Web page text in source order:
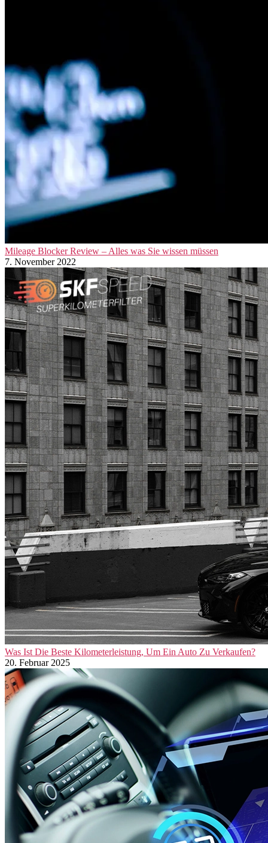
Mileage Blocker Review – Alles was Sie wissen müssen
7. November 2022
Was Ist Die Beste Kilometerleistung, Um Ein Auto Zu Verkaufen?
20. Februar 2025